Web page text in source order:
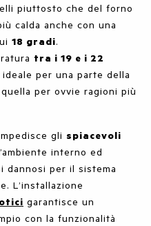
piuttosto che del forno
calda anche con una
18 gradi.
tra i 19 e i 22
ideale per una parte della
per ovvie ragioni più
gli spiacevoli
interno ed
dannosi per il sistema
L’installazione
garantisce un
con la funzionalità